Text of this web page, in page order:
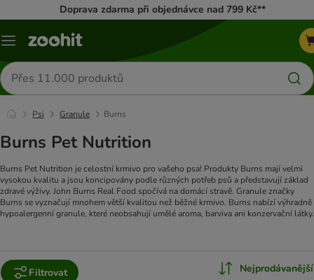
Doprava zdarma při objednávce nad 799 Kč**
Menu
Hledat
produkty
Psi Granule Burns
Burns Pet Nutrition
Burns Pet Nutrition je celostní krmivo pro vašeho psa! Produkty Burns mají velmi
vysokou kvalitu a jsou koncipovány podle různých potřeb psů a představují základ
zdravé výživy. John Burns Real Food spočívá na domácí stravě. Granule značky
Burns se vyznačují mnohem větší kvalitou než běžné krmivo. Burns nabízí výhradně
hypoalergenní granule, které neobsahují umělé aroma, barviva ani konzervační látky.
Filtrovat Nejprodávanější